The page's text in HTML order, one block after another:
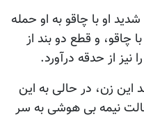
او با چاقو به او حمله
چاقو، و قطع دو بند از
از حدقه درآورد.
این زن، در حالی به این
نیمه بی هوشی به سر